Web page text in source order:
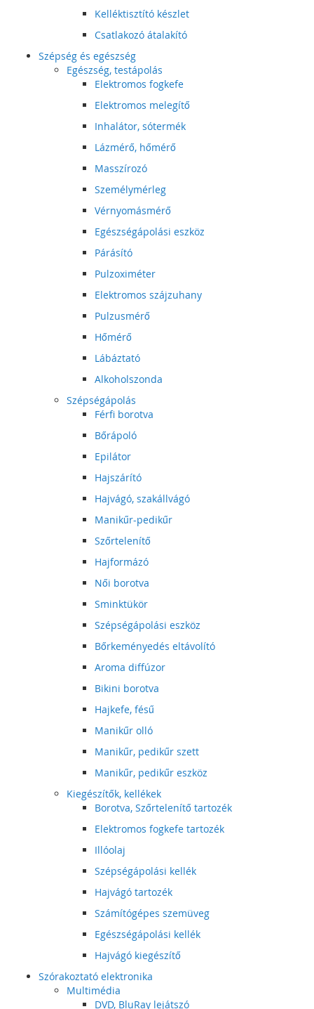
Kelléktisztító készlet
Csatlakozó átalakító
Szépség és egészség
Egészség, testápolás
Elektromos fogkefe
Elektromos melegítő
Inhalátor, sótermék
Lázmérő, hőmérő
Masszírozó
Személymérleg
Vérnyomásmérő
Egészségápolási eszköz
Párásító
Pulzoximéter
Elektromos szájzuhany
Pulzusmérő
Hőmérő
Lábáztató
Alkoholszonda
Szépségápolás
Férfi borotva
Bőrápoló
Epilátor
Hajszárító
Hajvágó, szakállvágó
Manikűr-pedikűr
Szőrtelenítő
Hajformázó
Női borotva
Sminktükör
Szépségápolási eszköz
Bőrkeményedés eltávolító
Aroma diffúzor
Bikini borotva
Hajkefe, fésű
Manikűr olló
Manikűr, pedikűr szett
Manikűr, pedikűr eszköz
Kiegészítők, kellékek
Borotva, Szőrtelenítő tartozék
Elektromos fogkefe tartozék
Illóolaj
Szépségápolási kellék
Hajvágó tartozék
Számítógépes szemüveg
Egészségápolási kellék
Hajvágó kiegészítő
Szórakoztató elektronika
Multimédia
DVD, BluRay lejátszó